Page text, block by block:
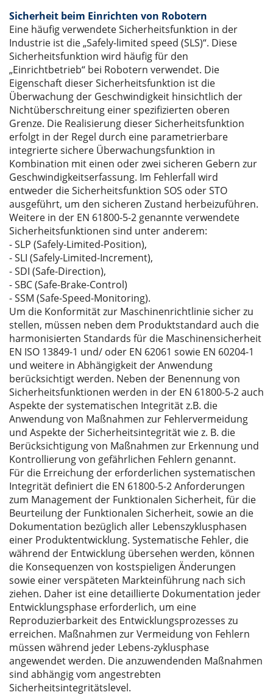
Sicherheit beim Einrichten von Robotern
Eine häufig verwendete Sicherheitsfunktion in der
Industrie ist die „Safely-limited speed (SLS)“. Diese
Sicherheitsfunktion wird häufig für den
„Einrichtbetrieb“ bei Robotern verwendet. Die
Eigenschaft dieser Sicherheitsfunktion ist die
Überwachung der Geschwindigkeit hinsichtlich der
Nichtüberschreitung einer spezifizierten oberen
Grenze. Die Realisierung dieser Sicherheitsfunktion
erfolgt in der Regel durch eine parametrierbare
integrierte sichere Überwachungsfunktion in
Kombination mit einen oder zwei sicheren Gebern zur
Geschwindigkeitserfassung. Im Fehlerfall wird
entweder die Sicherheitsfunktion SOS oder STO
ausgeführt, um den sicheren Zustand herbeizuführen.
Weitere in der EN 61800-5-2 genannte verwendete
Sicherheitsfunktionen sind unter anderem:
- SLP (Safely-Limited-Position),
- SLI (Safely-Limited-Increment),
- SDI (Safe-Direction),
- SBC (Safe-Brake-Control)
- SSM (Safe-Speed-Monitoring).
Um die Konformität zur Maschinenrichtlinie sicher zu
stellen, müssen neben dem Produktstandard auch die
harmonisierten Standards für die Maschinensicherheit
EN ISO 13849-1 und/ oder EN 62061 sowie EN 60204-1
und weitere in Abhängigkeit der Anwendung
berücksichtigt werden. Neben der Benennung von
Sicherheitsfunktionen werden in der EN 61800-5-2 auch
Aspekte der systematischen Integrität z.B. die
Anwendung von Maßnahmen zur Fehlervermeidung
und Aspekte der Sicherheitsintegrität wie z. B. die
Berücksichtigung von Maßnahmen zur Erkennung und
Kontrollierung von gefährlichen Fehlern genannt.
Für die Erreichung der erforderlichen systematischen
Integrität definiert die EN 61800-5-2 Anforderungen
zum Management der Funktionalen Sicherheit, für die
Beurteilung der Funktionalen Sicherheit, sowie an die
Dokumentation bezüglich aller Lebenszyklusphasen
einer Produktentwicklung. Systematische Fehler, die
während der Entwicklung übersehen werden, können
die Konsequenzen von kostspieligen Änderungen
sowie einer verspäteten Markteinführung nach sich
ziehen. Daher ist eine detaillierte Dokumentation jeder
Entwicklungsphase erforderlich, um eine
Reproduzierbarkeit des Entwicklungsprozesses zu
erreichen. Maßnahmen zur Vermeidung von Fehlern
müssen während jeder Lebens-zyklusphase
angewendet werden. Die anzuwendenden Maßnahmen
sind abhängig vom angestrebten
Sicherheitsintegritätslevel.